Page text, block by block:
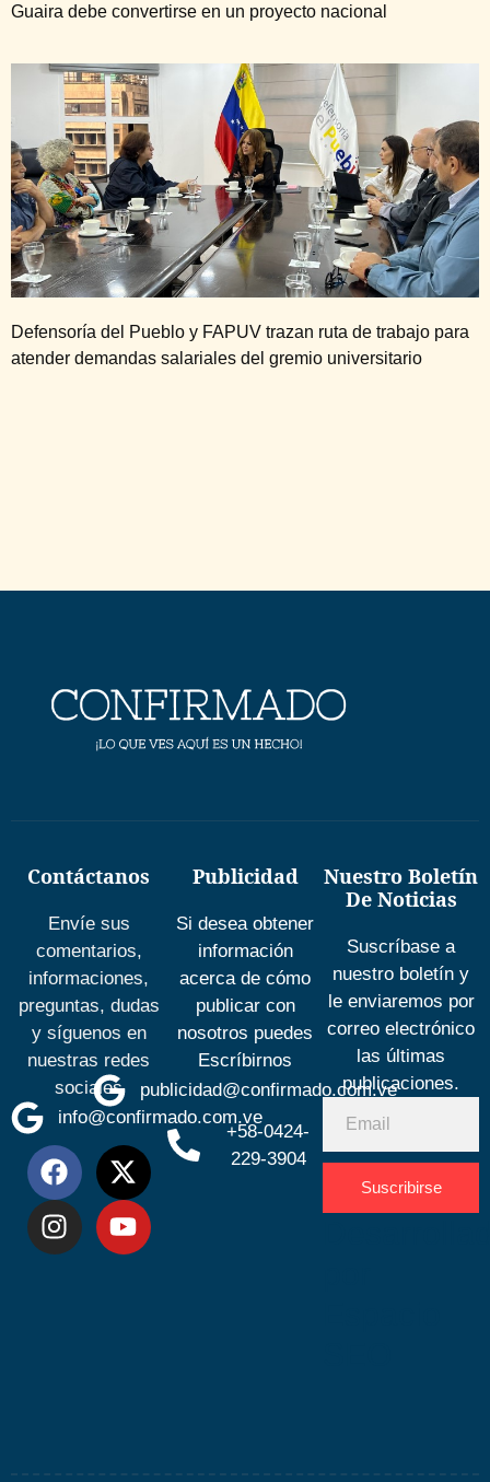
Guaira debe convertirse en un proyecto nacional
Defensoría del Pueblo y FAPUV trazan ruta de trabajo para
atender demandas salariales del gremio universitario
Contáctanos
Envíe sus
comentarios,
informaciones,
preguntas, dudas
y síguenos en
nuestras redes
sociales
info@confirmado.com.ve
Publicidad
Si desea obtener
información
acerca de cómo
publicar con
nosotros puedes
Escríbirnos
publicidad@confirmado.com.ve
+58-0424-
229-3904
Nuestro Boletín
De Noticias
Suscríbase a
nuestro boletín y
le enviaremos por
correo electrónico
las últimas
publicaciones.
Suscribirse